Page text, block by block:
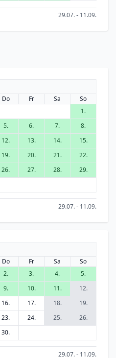
29.07. - 11.09.
Do Fr Sa
So
1.
5. 6. 7.
8.
12. 13. 14.
15.
19. 20. 21.
22.
26. 27. 28.
29.
29.07. - 11.09.
Do Fr Sa
So
2. 3. 4.
5.
9. 10. 11.
12.
16. 17. 18.
19.
23. 24. 25.
26.
30.
29.07. - 11.09.